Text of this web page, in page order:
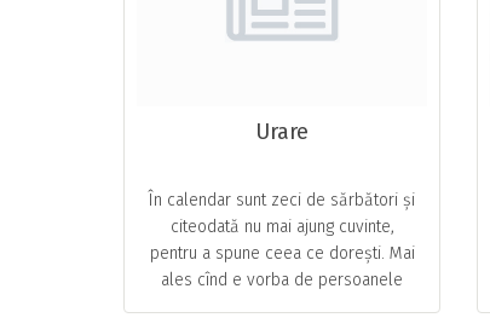
Urare
În calendar sunt zeci de sărbători și
citeodată nu mai ajung cuvinte,
pentru a spune ceea ce dorești. Mai
ales cînd e vorba de persoanele